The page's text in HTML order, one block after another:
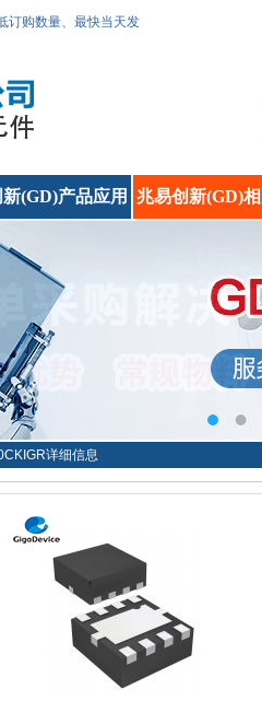
订购数量、最快当天发
(GD)产品应用 兆易创新(GD)
详细信息